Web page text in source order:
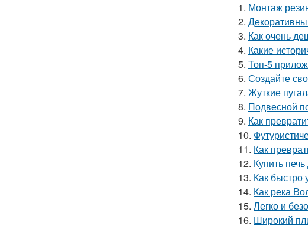
1. Монтаж
2.
3. Как очень
4. Какие
5. Топ-5
6. Создайте
7. Жуткие
8. Подвесной
9. Как
10.
11. Как
12. Купить
13. Как быстро
14. Как река
15. Легко и
16. Широкий